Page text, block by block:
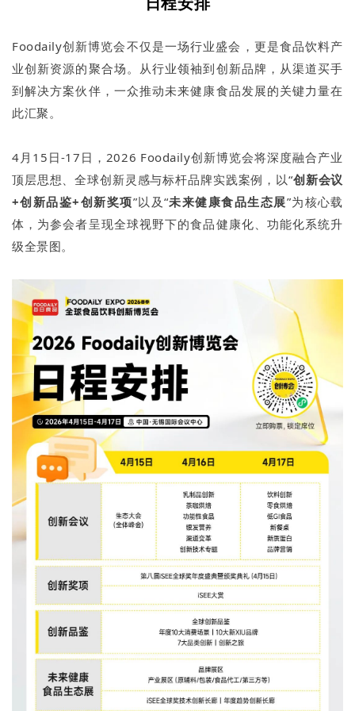
Foodaily创新博览会不仅是一场行业盛会，更是食品饮料产
业创新资源的聚合场。从行业领袖到创新品牌，从渠道买手
到解决方案伙伴，一众推动未来健康食品发展的关键力量在
此汇聚。
4月15日-17日，2026 Foodaily创新博览会将深度融合产业
顶层思想、全球创新灵感与标杆品牌实践案例，以“创新会议
+创新品鉴+创新奖项”以及“未来健康食品生态展”为核心载
体，为参会者呈现全球视野下的食品健康化、功能化系统升
级全景图。